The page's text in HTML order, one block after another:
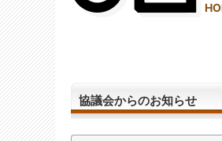
協議会からのお知らせ